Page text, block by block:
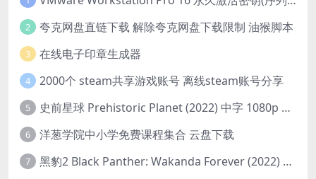
2 夸克网盘直链下载 解除夸克网盘下载限制 油猴脚本
3 在线电子印章生成器
4 2000个 steam共享游戏账号 离线steam账号分享
5 史前星球 Prehistoric Planet (2022) 中字 1080p 高清 阿里云盘 2022.5.27已更新全集
6 洋葱学院中小学免费课程集合 云盘下载
7 黑豹2 Black Panther: Wakanda Forever (2022) 高清版